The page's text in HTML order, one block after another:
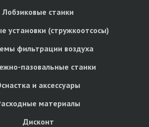
Лобзиковые станки
установки (стружкоотсосы)
фильтрации воздуха
пазовальные станки
и аксессуары
материалы
Дисконт